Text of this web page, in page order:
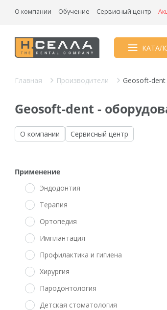
О компании Обучение Сервисный центр
Главная Производители Geosoft-
Geosoft-dent -
О компании Сервисный центр
Применение
Эндодонтия
Терапия
Ортопедия
Имплантация
Профилактика и гигиена
Хирургия
Пародонтология
Детская стоматология